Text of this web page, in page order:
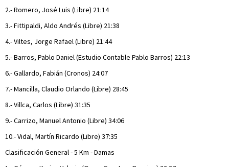
2.- Romero, José Luis (Libre) 21:14
3.- Fittipaldi, Aldo Andrés (Libre) 21:38
4.- Viltes, Jorge Rafael (Libre) 21:44
5.- Barros, Pablo Daniel (Estudio Contable Pablo Barros) 22:13
6.- Gallardo, Fabián (Cronos) 24:07
7.- Mancilla, Claudio Orlando (Libre) 28:45
8.- Villca, Carlos (Libre) 31:35
9.- Carrizo, Manuel Antonio (Libre) 34:06
10.- Vidal, Martín Ricardo (Libre) 37:35
Clasificación General - 5 Km - Damas